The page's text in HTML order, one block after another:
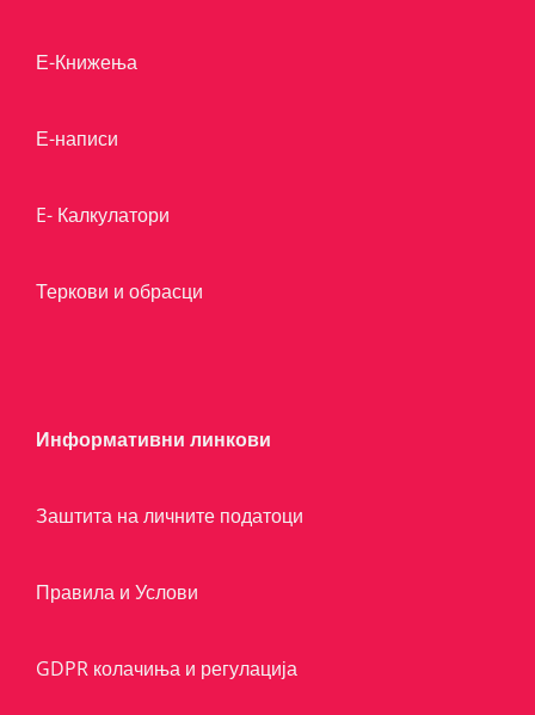
Е-Книжења
Е-написи
E- Калкулатори
Теркови и обрасци
Информативни линкови
Заштита на личните податоци
Правила и Услови
GDPR колачиња и регулација